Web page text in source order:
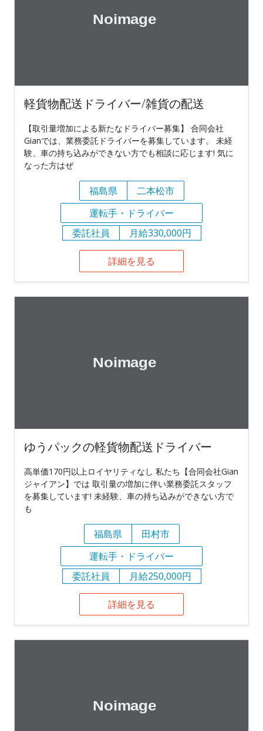
軽貨物配送ドライバー/雑貨の配送
【取引量増加による新たなドライバー募集】 合同会社
Gianでは、業務委託ドライバーを募集しています。 未経
験、車の持ち込みができない方でも相談に応じます! 気に
なった方はぜ
福島県
二本松市
運転手・ドライバー
委託社員
月給330,000円
詳細を見る
ゆうパックの軽貨物配送ドライバー
高単価170円以上ロイヤリティなし 私たち【合同会社Gian
ジャイアン】では 取引量の増加に伴い業務委託スタッフ
を募集しています! 未経験、車の持ち込みができない方で
も
福島県
田村市
運転手・ドライバー
委託社員
月給250,000円
詳細を見る